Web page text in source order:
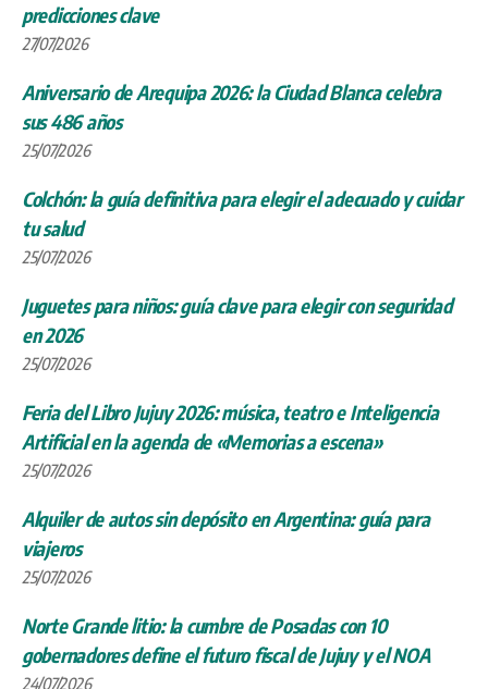
predicciones clave
27/07/2026
Aniversario de Arequipa 2026: la Ciudad Blanca celebra
sus 486 años
25/07/2026
Colchón: la guía definitiva para elegir el adecuado y cuidar
tu salud
25/07/2026
Juguetes para niños: guía clave para elegir con seguridad
en 2026
25/07/2026
Feria del Libro Jujuy 2026: música, teatro e Inteligencia
Artificial en la agenda de «Memorias a escena»
25/07/2026
Alquiler de autos sin depósito en Argentina: guía para
viajeros
25/07/2026
Norte Grande litio: la cumbre de Posadas con 10
gobernadores define el futuro fiscal de Jujuy y el NOA
24/07/2026